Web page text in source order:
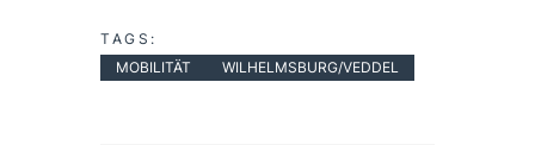
TAGS:
MOBILITÄT
WILHELMSBURG/VEDDEL